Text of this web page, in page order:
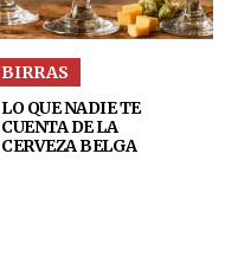
BIRRAS
LO QUE NADIE TE
CUENTA DE LA
CERVEZA BELGA